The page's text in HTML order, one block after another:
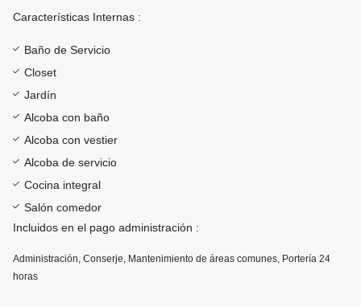
Características Internas :
Baño de Servicio
Closet
Jardín
Alcoba con baño
Alcoba con vestier
Alcoba de servicio
Cocina integral
Salón comedor
Incluidos en el pago administración :
Administración, Conserje, Mantenimiento de áreas comunes, Portería 24
horas